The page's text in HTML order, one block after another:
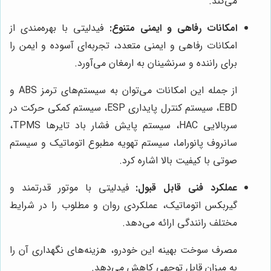
امکانات رفاهی و ایمنی متنوع: فیدلیتی با بهره‌مندی از
امکانات رفاهی و ایمنی متعدد، تجربه‌ای آسوده و ایمن را
برای راننده و سرنشینان به ارمغان می‌آورد.
از جمله این امکانات می‌توان به سیستم‌های ترمز ABS و
EBD، سیستم کنترل پایداری ESP، سیستم کمکی حرکت در
سربالایی HAC، سیستم پایش فشار باد تایرها TPMS،
سانروف پانوراما، سیستم تهویه مطبوع اتوماتیک و سیستم
صوتی با کیفیت بالا اشاره کرد.
عملکرد فنی قابل قبول: فیدلیتی با موتور قدرتمند و
گیربکس اتوماتیک، عملکردی روان و مطلوب را در شرایط
مختلف رانندگی ارائه می‌دهد.
مصرف سوخت بهینه این خودرو، هزینه‌های نگهداری آن را
به میزان قابل توجهی کاهش می‌دهد.